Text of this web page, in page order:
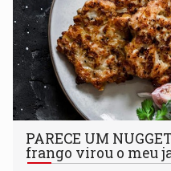
PARECE UM
frango virou o meu